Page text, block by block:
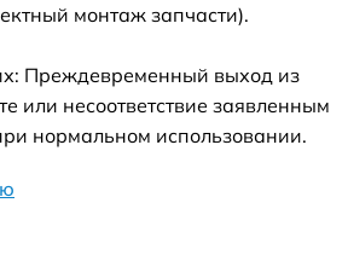
монтаж запчасти).
Преждевременный выход из
или несоответствие заявленным
нормальном использовании.